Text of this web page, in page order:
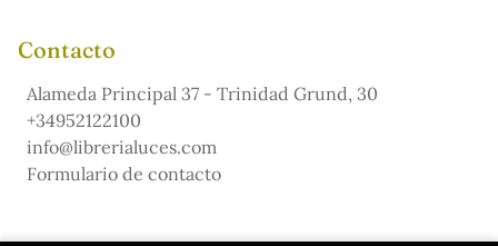
Contacto
Alameda Principal 37 - Trinidad Grund, 30
+34952122100
info@librerialuces.com
Formulario de contacto